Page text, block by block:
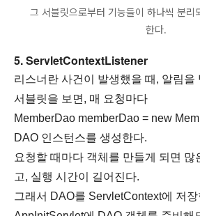
그 서블릿으로부터 기능들이 하나씩 분리
한다.
5. ServletContextListener
리스너란 사건이 발생했을 때, 알림을
서블릿을 보면, 매 요청마다
MemberDao memberDao = new
DAO 인스턴스를 생성한다.
요청할 때마다 객체를 만들게 되면 많
고, 실행 시간이 길어진다.
그래서 DAO를 ServletContext에 저장